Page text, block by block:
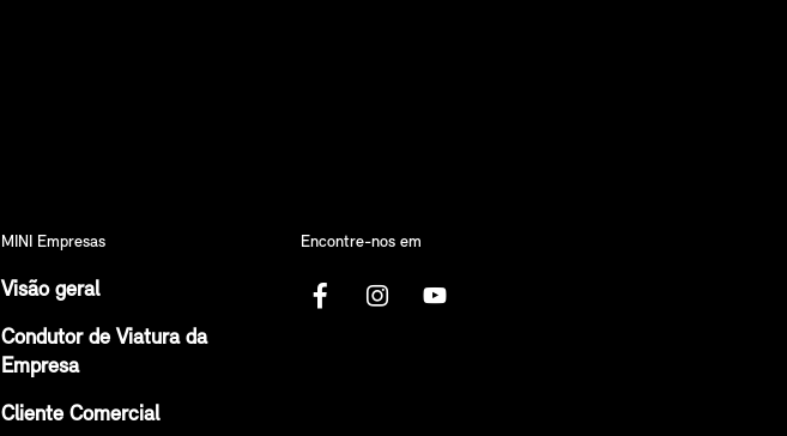
MINI Empresas
Visão geral
Condutor de Viatura da
Empresa
Cliente Comercial
Encontre-nos em